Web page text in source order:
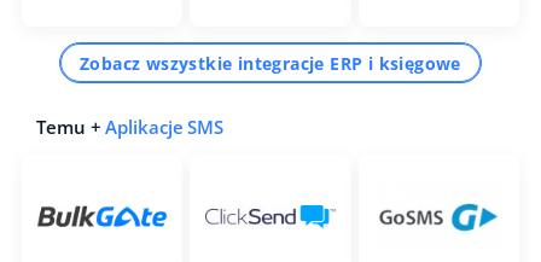
Zobacz wszystkie integracje ERP i księgowe
Temu +Aplikacje SMS